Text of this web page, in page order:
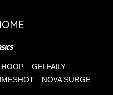
GELFAILY
NOVA SURGE